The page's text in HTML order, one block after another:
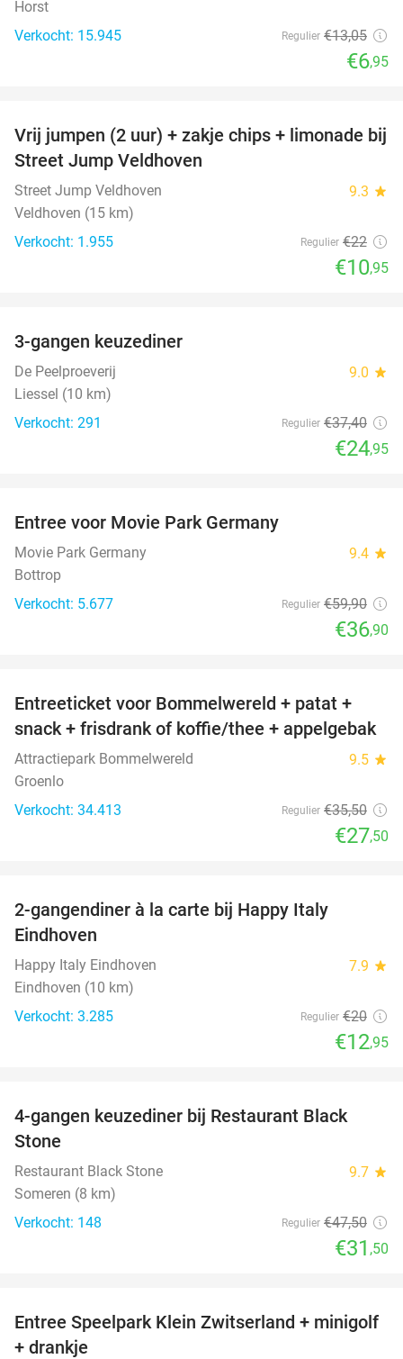
Horst
Verkocht: 15.945
Regulier €13,05
€6,95
50%
Vrij jumpen (2 uur) + zakje chips + limonade bij
Street Jump Veldhoven
Street Jump Veldhoven 9.3 star
Veldhoven (15 km)
Verkocht: 1.955
Regulier €22
€10,95
3-gangen keuzediner
De Peelproeverij 9.0 star
Liessel (10 km)
Verkocht: 291
Regulier €37,40
€24,95
Entree voor Movie Park Germany
Movie Park Germany 9.4 star
Bottrop
Verkocht: 5.677
Regulier €59,90
€36,90
23%
Entreeticket voor Bommelwereld + patat +
snack + frisdrank of koffie/thee + appelgebak
Attractiepark Bommelwereld 9.5 star
Groenlo
Verkocht: 34.413
Regulier €35,50
€27,50
2-gangendiner à la carte bij Happy Italy
Eindhoven
Happy Italy Eindhoven 7.9 star
Eindhoven (10 km)
Verkocht: 3.285
Regulier €20
€12,95
34%
4-gangen keuzediner bij Restaurant Black
Stone
Restaurant Black Stone 9.7 star
Someren (8 km)
Verkocht: 148
Regulier €47,50
€31 ,50
38%
Entree Speelpark Klein Zwitserland + minigolf
+ drankje